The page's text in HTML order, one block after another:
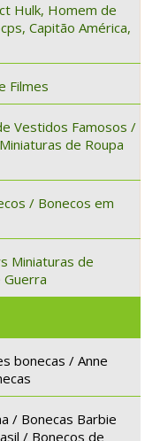
Hulk, Homem de
Capitão América,
Filmes
Vestidos Famosos /
de Roupa
/ Bonecos em
Miniaturas de
Guerra
bonecas / Anne
/ Bonecas Barbie
/ Bonecos de